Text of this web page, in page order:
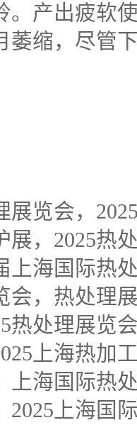
。产出疲软
萎缩，尽管
展览会，
展，2025热
上海国际热
会，热处理
热处理展览
上海热加
上海国际热
2025上海国